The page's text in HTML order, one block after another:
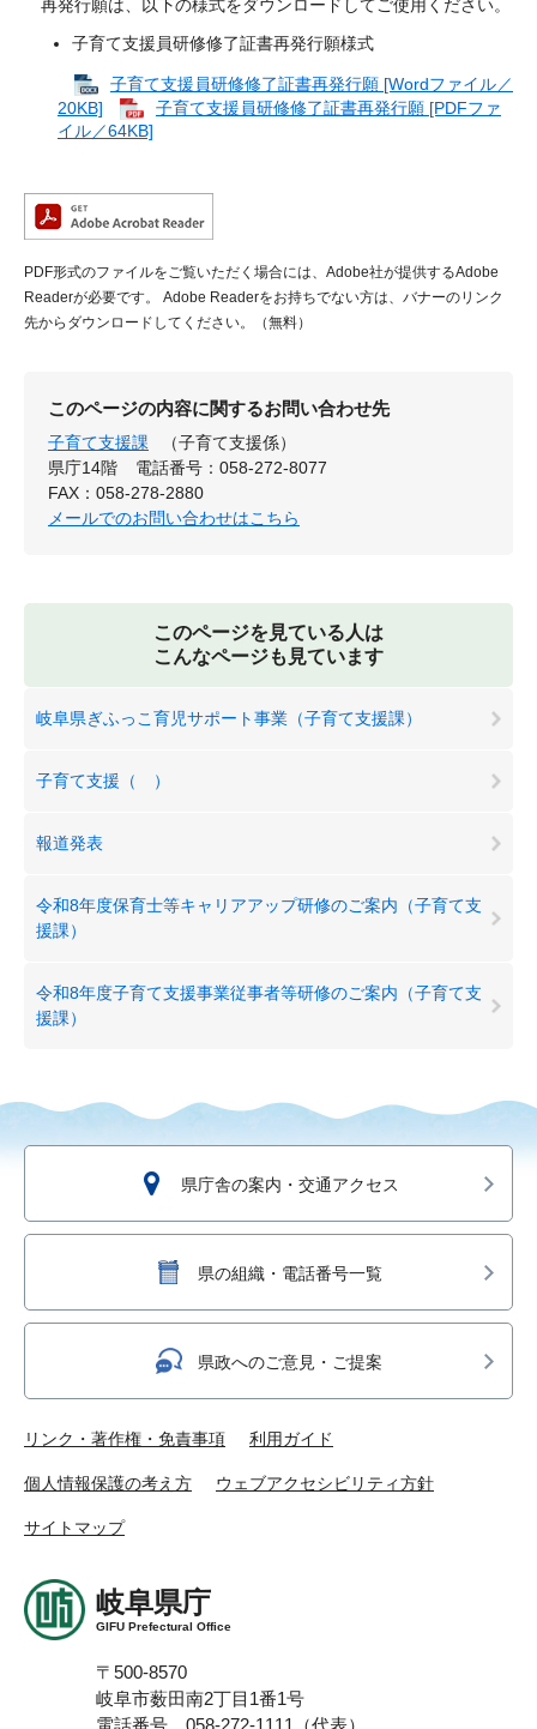
再発行願は、以下の様式をダウンロードしてご使用ください。
子育て支援員研修修了証書再発行願様式
子育て支援員研修修了証書再発行願 [Wordファイル／
20KB]
子育て支援員研修修了証書再発行願 [PDFファ
イル／64KB]
PDF形式のファイルをご覧いただく場合には、Adobe社が提供するAdobe
Readerが必要です。
Adobe Readerをお持ちでない方は、バナーのリンク
先からダウンロードしてください。（無料）
このページの内容に関するお問い合わせ先
子育て支援課
（子育て支援係）
県庁14階
電話番号：058-272-8077
FAX：058-278-2880
メールでのお問い合わせはこちら
このページを見ている人は
こんなページも見ています
岐阜県ぎふっこ育児サポート事業（子育て支援課）
子育て支援（ ）
報道発表
令和8年度保育士等キャリアアップ研修のご案内（子育て支
援課）
令和8年度子育て支援事業従事者等研修のご案内（子育て支
援課）
県庁舎の案内・交通アクセス
県の組織・電話番号一覧
県政へのご意見・ご提案
リンク・著作権・免責事項 利用ガイド
個人情報保護の考え方 ウェブアクセシビリティ方針
サイトマップ
岐阜県庁
GIFU Prefectural Office
〒500-8570
岐阜市薮田南2丁目1番1号